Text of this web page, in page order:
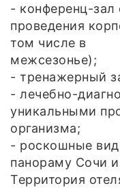
- конференц-
проведения
том числе в
межсезонье);
- тренажерный
- лечебно-
уникальными
организма;
- роскошные
панораму Сочи
Территория